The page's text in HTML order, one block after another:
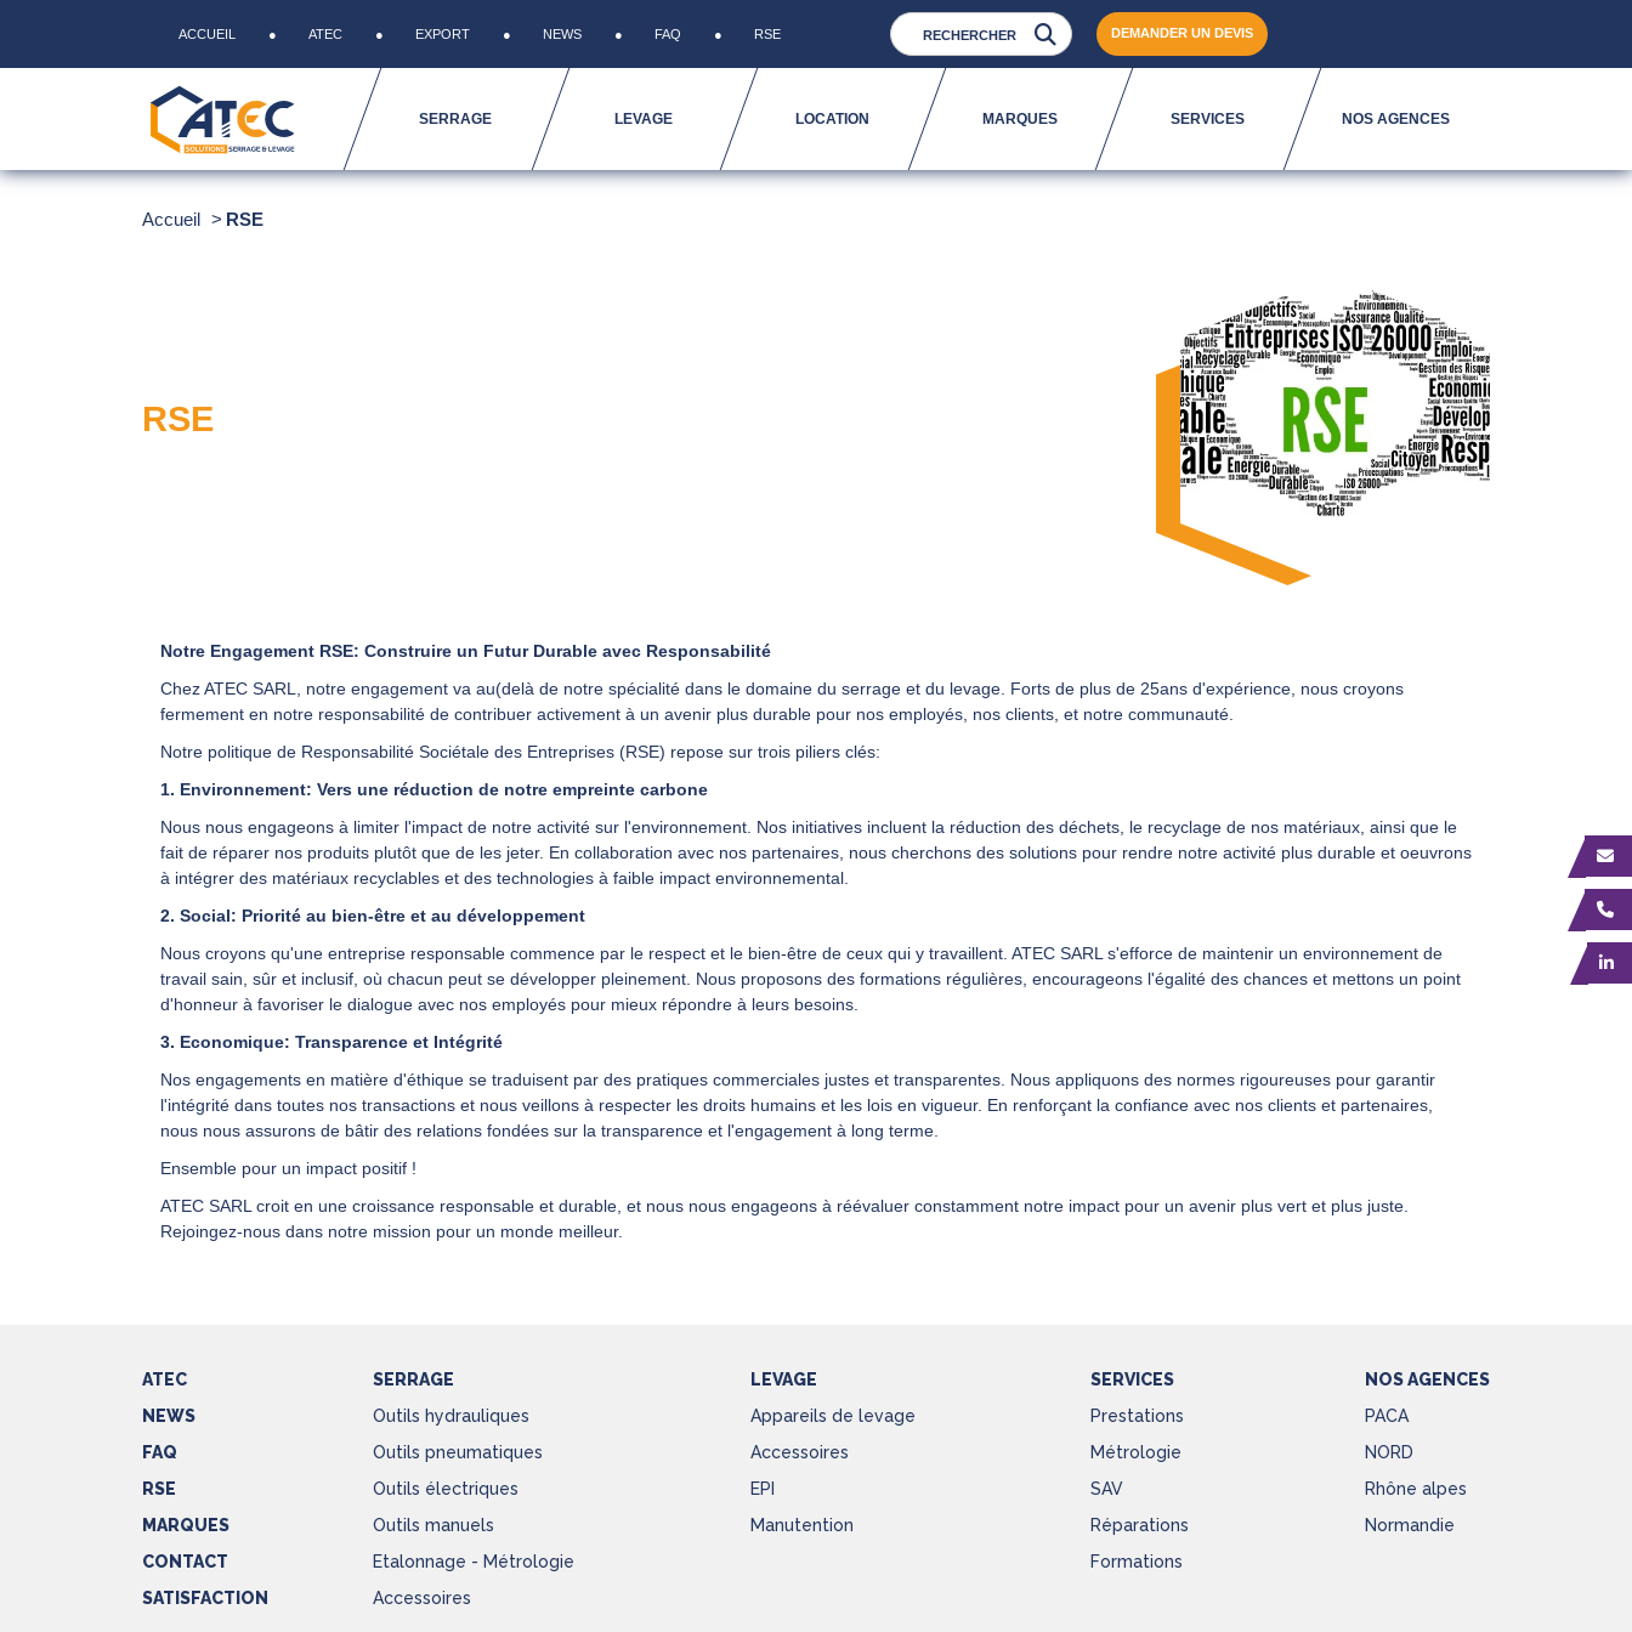
ACCUEIL ATEC EXPORT NEWS FAQ RSE DEMANDER UN DEVIS
SERRAGE LEVAGE LOCATION MARQUES SERVICES NOS AGENCES
Accueil RSE
RSE
Notre Engagement RSE: Construire un Futur Durable avec Responsabilité
Chez ATEC SARL, notre engagement va au(delà de notre spécialité dans le domaine du serrage et du levage. Forts de plus de 25ans d'expérience, nous croyons
fermement en notre responsabilité de contribuer activement à un avenir plus durable pour nos employés, nos clients, et notre communauté.
Notre politique de Responsabilité Sociétale des Entreprises (RSE) repose sur trois piliers clés:
1. Environnement: Vers une réduction de notre empreinte carbone
Nous nous engageons à limiter l'impact de notre activité sur l'environnement. Nos initiatives incluent la réduction des déchets, le recyclage de nos matériaux, ainsi que le
fait de réparer nos produits plutôt que de les jeter. En collaboration avec nos partenaires, nous cherchons des solutions pour rendre notre activité plus durable et oeuvrons
à intégrer des matériaux recyclables et des technologies à faible impact environnemental.
2. Social: Priorité au bien-être et au développement
Nous croyons qu'une entreprise responsable commence par le respect et le bien-être de ceux qui y travaillent. ATEC SARL s'efforce de maintenir un environnement de
travail sain, sûr et inclusif, où chacun peut se développer pleinement. Nous proposons des formations régulières, encourageons l'égalité des chances et mettons un point
d'honneur à favoriser le dialogue avec nos employés pour mieux répondre à leurs besoins.
3. Economique: Transparence et Intégrité
Nos engagements en matière d'éthique se traduisent par des pratiques commerciales justes et transparentes. Nous appliquons des normes rigoureuses pour garantir
l'intégrité dans toutes nos transactions et nous veillons à respecter les droits humains et les lois en vigueur. En renforçant la confiance avec nos clients et partenaires,
nous nous assurons de bâtir des relations fondées sur la transparence et l'engagement à long terme.
Ensemble pour un impact positif !
ATEC SARL croit en une croissance responsable et durable, et nous nous engageons à réévaluer constamment notre impact pour un avenir plus vert et plus juste.
Rejoingez-nous dans notre mission pour un monde meilleur.
ATEC
NEWS
FAQ
RSE
MARQUES
CONTACT
SATISFACTION
SERRAGE
Outils hydrauliques
Outils pneumatiques
Outils électriques
Outils manuels
Etalonnage - Métrologie
Accessoires
LEVAGE
Appareils de levage
Accessoires
EPI
Manutention
SERVICES
Prestations
Métrologie
SAV
Réparations
Formations
NOS AGENCES
PACA
NORD
Rhône alpes
Normandie